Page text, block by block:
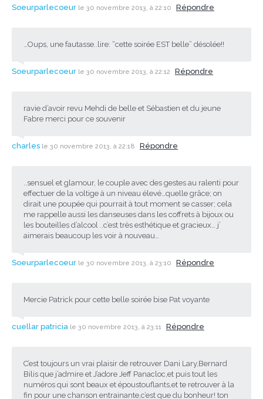
Soeurparlecoeur le 30 novembre 2013, à 22:10 Répondre
…Oups, une fautasse..lire: “cette soirée EST belle” désolée!!
Soeurparlecoeur le 30 novembre 2013, à 22:12 Répondre
ravie d’avoir revu Mehdi de belle et Sébastien et du jeune
Fabre merci pour ce souvenir
charles le 30 novembre 2013, à 22:18 Répondre
..sensuel et glamour, le couple avec des gestes au ralenti pour
effectuer de la voltige à un niveau élevé…quelle grâce; on
dirait une poupée qui pourrait à tout moment se casser; cela
me rappelle aussi les danseuses dans les coffrets à bijoux ou
les bouteilles d’alcool ..c’est très esthétique et gracieux… j’
aimerais beaucoup les voir à nouveau…
Soeurparlecoeur le 30 novembre 2013, à 23:10 Répondre
Mercie Patrick pour cette belle soirée bise Pat voyante
cuellar patricia le 30 novembre 2013, à 23:11 Répondre
C’est toujours un vrai plaisir de retrouver Dani Lary,Bernard
Bilis que j’admire et J’adore Jeff Panacloc,et puis tout les
numéros qui sont beaux et époustouflants,et te retrouver à la
fin pour une chanson entrainante,c’est que du bonheur! ton